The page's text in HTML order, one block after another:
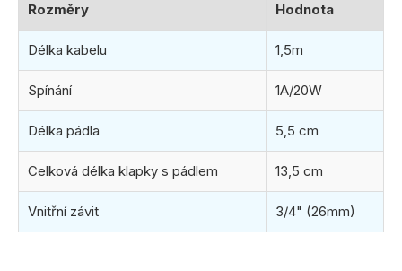
Rozměry Hodnota
Délka kabelu 1,5m
Spínání 1A/20W
Délka pádla 5,5 cm
Celková délka klapky s pádlem 13,5 cm
Vnitřní závit 3/4" (26mm)